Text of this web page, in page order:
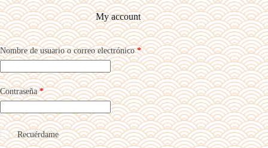
My account
Nombre de usuario o correo electrónico*Obligatorio
Contraseña*Obligatorio
Recuérdame